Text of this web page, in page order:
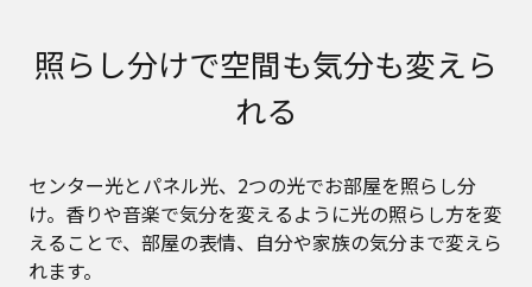
照らし分けで空間も気分も変えら
れる
センター光とパネル光、2つの光でお部屋を照らし分
け。香りや音楽で気分を変えるように光の照らし方を変
えることで、部屋の表情、自分や家族の気分まで変えら
れます。